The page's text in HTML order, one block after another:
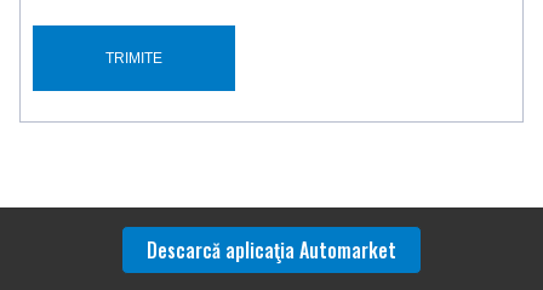
Descarcă aplicaţia Automarket